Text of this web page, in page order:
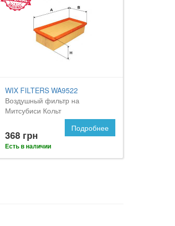
WIX FILTERS WA9522
Воздушный фильтр на
Митсубиси Кольт
368 грн
Есть в наличии
Подробнее